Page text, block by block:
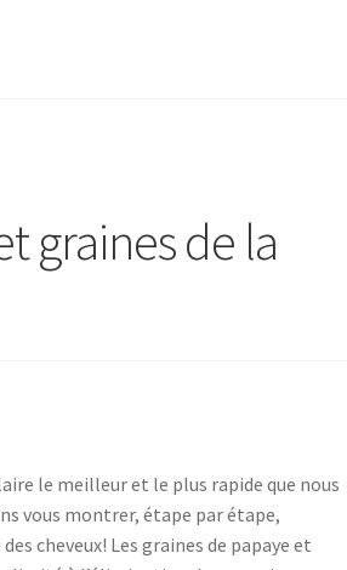
graines de la
le meilleur et le plus rapide que nous
vous montrer, étape par étape,
cheveux! Les graines de papaye et